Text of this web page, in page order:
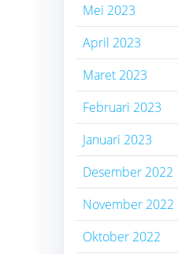
Mei 2023
April 2023
Maret 2023
Februari 2023
Januari 2023
Desember 2022
November 2022
Oktober 2022